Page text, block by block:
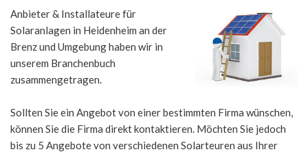
Anbieter & Installateure für
Solaranlagen in Heidenheim an der
Brenz und Umgebung haben wir in
unserem Branchenbuch
zusammengetragen.
Sollten Sie ein Angebot von einer bestimmten Firma wünschen,
können Sie die Firma direkt kontaktieren. Möchten Sie jedoch
bis zu 5 Angebote von verschiedenen Solarteuren aus Ihrer